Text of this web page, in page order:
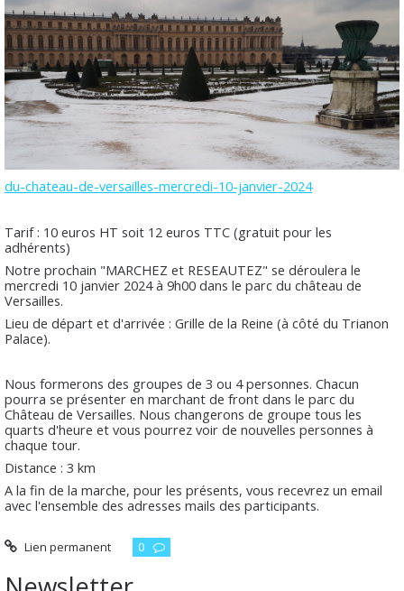
du-chateau-de-versailles-mercredi-10-janvier-2024
Tarif : 10 euros HT soit 12 euros TTC (gratuit pour les
adhérents)
Notre prochain "MARCHEZ et RESEAUTEZ" se déroulera le
mercredi 10 janvier 2024 à 9h00 dans le parc du château de
Versailles.
Lieu de départ et d'arrivée : Grille de la Reine (à côté du Trianon
Palace).
Nous formerons des groupes de 3 ou 4 personnes. Chacun
pourra se présenter en marchant de front dans le parc du
Château de Versailles. Nous changerons de groupe tous les
quarts d'heure et vous pourrez voir de nouvelles personnes à
chaque tour.
Distance : 3 km
A la fin de la marche, pour les présents, vous recevrez un email
avec l'ensemble des adresses mails des participants.
Lien permanent 0